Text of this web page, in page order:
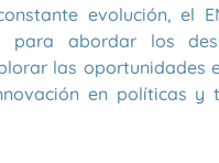
evolución, el
para abordar los
las oportunidades
en políticas y